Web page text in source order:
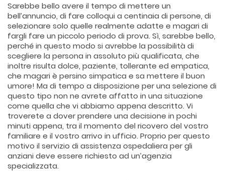
Sarebbe bello avere il tempo di mettere un
bell’annuncio, di fare colloqui a centinaia di persone, di
selezionare solo quelle realmente adatte e magari di
fargli fare un piccolo periodo di prova. Sì, sarebbe bello,
perché in questo modo si avrebbe la possibilità di
scegliere la persona in assoluto più qualificata, che
inoltre risulta dolce, paziente, tollerante ed empatica,
che magari è persino simpatica e sa mettere il buon
umore! Ma di tempo a disposizione per una selezione di
questo tipo non ne avrete affatto in una situazione
come quella che vi abbiamo appena descritto. Vi
troverete a dover prendere una decisione in pochi
minuti appena, tra il momento del ricovero del vostro
familiare e il vostro arrivo in ufficio. Proprio per questo
motivo il servizio di assistenza ospedaliera per gli
anziani deve essere richiesto ad un’agenzia
specializzata.